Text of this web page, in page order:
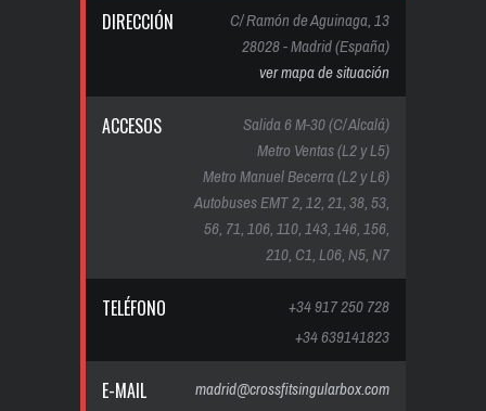
DIRECCIÓN
C/ Ramón de Aguinaga, 13
28028 - Madrid (España)
ver mapa de situación
ACCESOS
Salida 6 M-30 (C/ Alcalá)
Metro Ventas (L2 y L5)
Metro Manuel Becerra (L2 y L6)
Autobuses EMT 2, 12, 21, 38, 53,
56, 71, 106, 110, 143, 146, 156,
210, C1, L06, N5, N7
TELÉFONO
+34 917 250 728
+34 639141823
E-MAIL madrid@crossfitsingularbox.com